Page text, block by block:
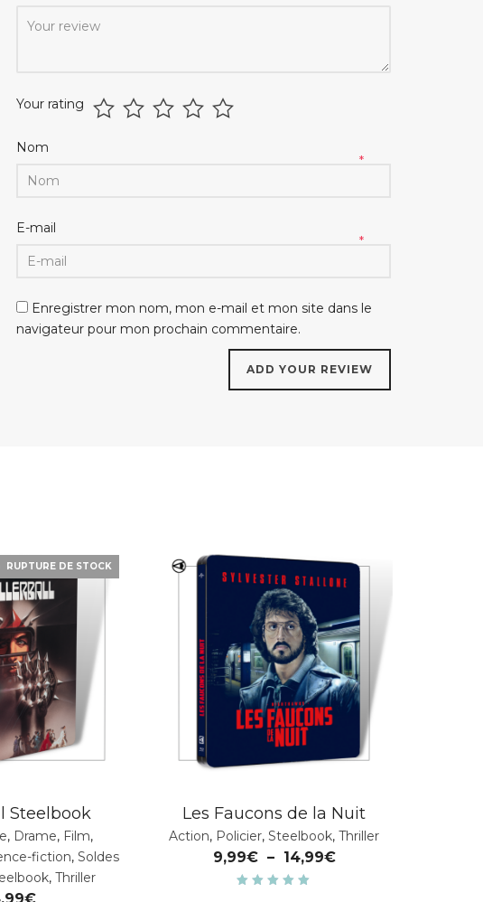
Your rating
Nom
*
E-mail
*
Enregistrer mon nom, mon e-mail et mon site dans le
navigateur pour mon prochain commentaire.
RUPTURE DE STOCK
Steelbook
, Drame, Film,
fiction, Soldes
, Thriller
Les Faucons de la Nuit
Action, Policier, Steelbook, Thriller
9,99€ – 14,99€